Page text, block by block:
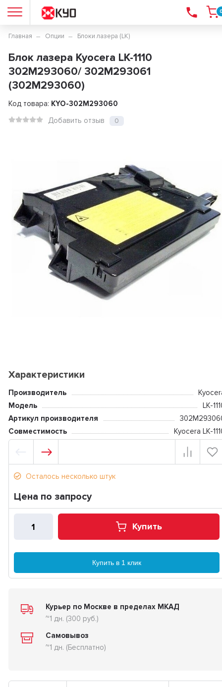
Главная Опции Блоки лазера (LK)
Блок лазера Kyocera LK-1110
302M293060/ 302M293061
(302M293060)
Код товара: KYO-302M293060
Добавить отзыв
0
Характеристики
Производитель
Модель
LK-
Артикул производителя
Совместимость
Kyocera LK-
Осталось несколько штук
Цена по запросу
Купить
Купить в 1 клик
Курьер по Москве в пределах МКАД
~1 дн. (300 руб.)
Самовывоз
~1 дн. (Бесплатно)